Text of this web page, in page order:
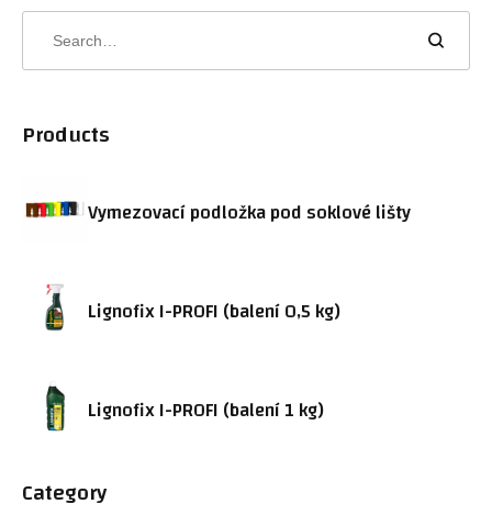
Products
Vymezovací podložka pod soklové lišty
Lignofix I-PROFI (balení 0,5 kg)
Lignofix I-PROFI (balení 1 kg)
Category